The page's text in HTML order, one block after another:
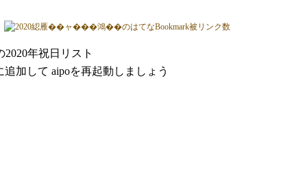
年祝日リスト
追加して aipoを再起動しましょう